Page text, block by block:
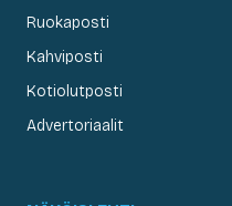
Ruokaposti
Kahviposti
Kotiolutposti
Advertoriaalit